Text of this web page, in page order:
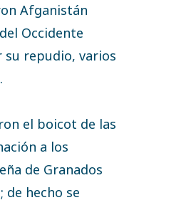
Afganistán
Occidente
repudio, varios
el boicot de las
a los
de Granados
de hecho se